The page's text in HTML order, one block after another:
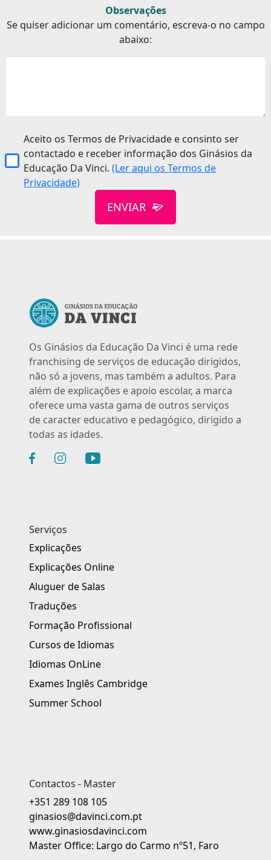
Observações
Se quiser adicionar um comentário, escreva-o no campo
abaixo:
Aceito os Termos de Privacidade e consinto ser
contactado e receber informação dos Ginásios da
Educação Da Vinci.(Ler aqui os Termos de
Privacidade)
ENVIAR
Os Ginásios da Educação Da Vinci é uma rede
franchising de serviços de educação dirigidos,
não só a jovens, mas também a adultos. Para
além de explicações e apoio escolar, a marca
oferece uma vasta gama de outros serviços
de caracter educativo e pedagógico, dirigido a
todas as idades.
Serviços
Explicações
Explicações Online
Aluguer de Salas
Traduções
Formação Profissional
Cursos de Idiomas
Idiomas OnLine
Exames Inglês Cambridge
Summer School
Contactos - Master
+351 289 108 105
ginasios@davinci.com.pt
www.ginasiosdavinci.com
Master Office: Largo do Carmo nº51, Faro